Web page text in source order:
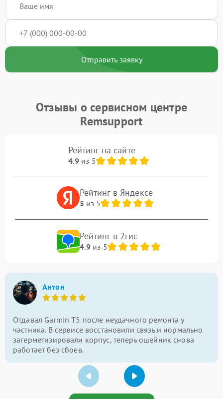
Отправить заявку
Отзывы о сервисном центре
Remsupport
Рейтинг на сайте
4.9из 5
Рейтинг в Яндексе
5 из 5
Рейтинг в 2гис
4.9из 5
Антон
Отдавал Garmin T5 после неудачного ремонта у
частника. В сервисе восстановили связь и нормально
загерметизировали корпус, теперь ошейник снова
работает без сбоев.